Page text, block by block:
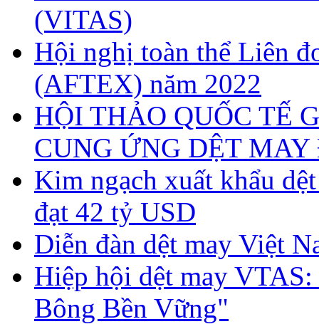
(VITAS)
Hội nghị toàn thể Liên
(AFTEX) năm 2022
HỘI THẢO QUỐC TẾ
CUNG ỨNG DỆT
Kim ngạch xuất khẩu
đạt 42 tỷ USD
Diễn đàn dệt may Việt
Hiệp hội dệt may
Bông Bền Vững"